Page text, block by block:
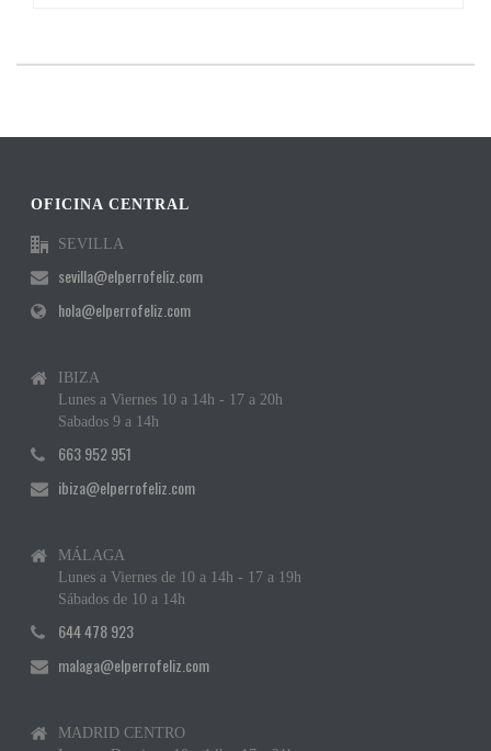
OFICINA CENTRAL
SEVILLA
sevilla@elperrofeliz.com
hola@elperrofeliz.com
IBIZA
Lunes a Viernes 10 a 14h - 17 a 20h
Sabados 9 a 14h
663 952 951
ibiza@elperrofeliz.com
MÁLAGA
Lunes a Viernes de 10 a 14h - 17 a 19h
Sábados de 10 a 14h
644 478 923
malaga@elperrofeliz.com
MADRID CENTRO